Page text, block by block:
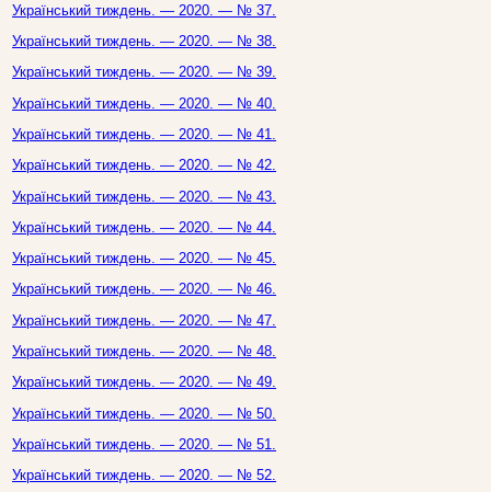
Український тиждень. — 2020. — № 37.
Український тиждень. — 2020. — № 38.
Український тиждень. — 2020. — № 39.
Український тиждень. — 2020. — № 40.
Український тиждень. — 2020. — № 41.
Український тиждень. — 2020. — № 42.
Український тиждень. — 2020. — № 43.
Український тиждень. — 2020. — № 44.
Український тиждень. — 2020. — № 45.
Український тиждень. — 2020. — № 46.
Український тиждень. — 2020. — № 47.
Український тиждень. — 2020. — № 48.
Український тиждень. — 2020. — № 49.
Український тиждень. — 2020. — № 50.
Український тиждень. — 2020. — № 51.
Український тиждень. — 2020. — № 52.